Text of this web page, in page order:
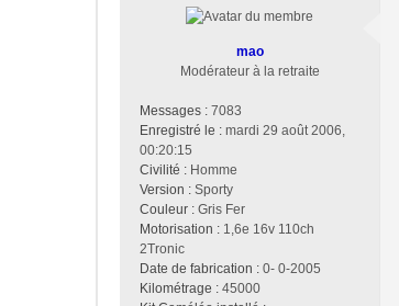
mao
Modérateur à la retraite
Messages : 7083
Enregistré le : mardi 29 août 2006,
00:20:15
Civilité : Homme
Version : Sporty
Couleur : Gris Fer
Motorisation : 1,6e 16v 110ch
2Tronic
Date de fabrication : 0- 0-2005
Kilométrage : 45000